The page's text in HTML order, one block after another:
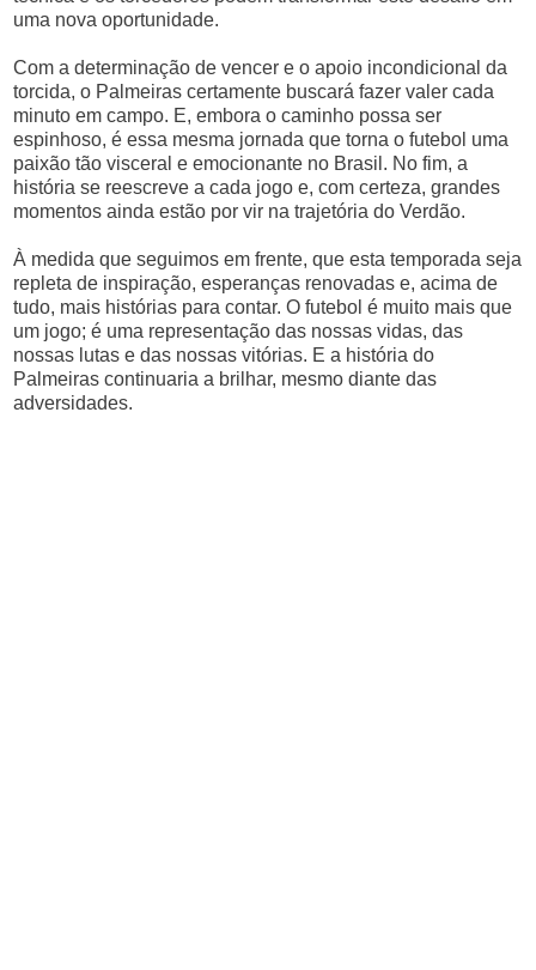
uma nova oportunidade.
Com a determinação de vencer e o apoio incondicional da
torcida, o Palmeiras certamente buscará fazer valer cada
minuto em campo. E, embora o caminho possa ser
espinhoso, é essa mesma jornada que torna o futebol uma
paixão tão visceral e emocionante no Brasil. No fim, a
história se reescreve a cada jogo e, com certeza, grandes
momentos ainda estão por vir na trajetória do Verdão.
À medida que seguimos em frente, que esta temporada seja
repleta de inspiração, esperanças renovadas e, acima de
tudo, mais histórias para contar. O futebol é muito mais que
um jogo; é uma representação das nossas vidas, das
nossas lutas e das nossas vitórias. E a história do
Palmeiras continuaria a brilhar, mesmo diante das
adversidades.